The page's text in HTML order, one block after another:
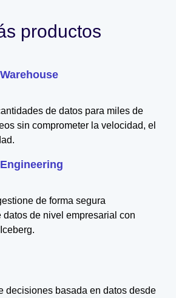
productos
de datos para miles de
sin comprometer la velocidad, el
de forma segura
de nivel empresarial con
decisiones basada en datos desde